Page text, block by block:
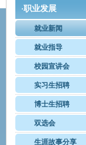
·职业发展
就业新闻
就业指导
校园宣讲会
实习生招聘
博士生招聘
双选会
生涯故事分享